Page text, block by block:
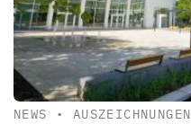
NEWS • AUSZEICHNUNGEN